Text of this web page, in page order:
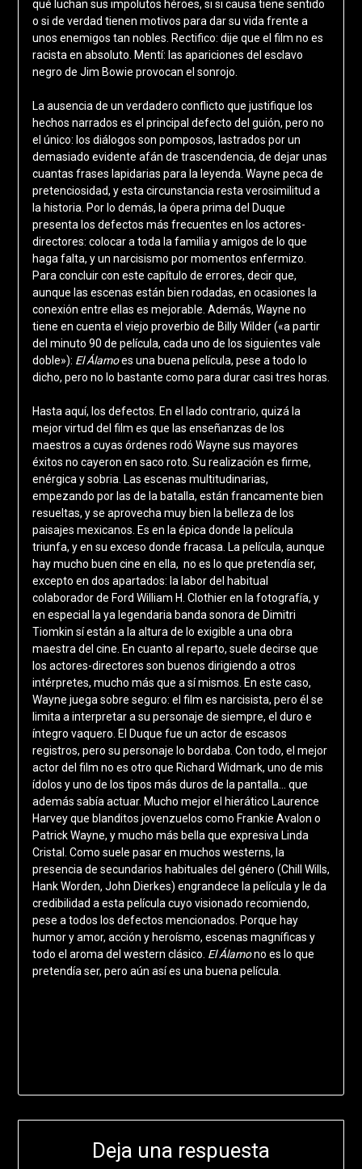
qué luchan sus impolutos héroes, si si causa tiene sentido
o si de verdad tienen motivos para dar su vida frente a
unos enemigos tan nobles. Rectifico: dije que el film no es
racista en absoluto. Mentí: las apariciones del esclavo
negro de Jim Bowie provocan el sonrojo.
La ausencia de un verdadero conflicto que justifique los
hechos narrados es el principal defecto del guión, pero no
el único: los diálogos son pomposos, lastrados por un
demasiado evidente afán de trascendencia, de dejar unas
cuantas frases lapidarias para la leyenda. Wayne peca de
pretenciosidad, y esta circunstancia resta verosimilitud a
la historia. Por lo demás, la ópera prima del Duque
presenta los defectos más frecuentes en los actores-
directores: colocar a toda la familia y amigos de lo que
haga falta, y un narcisismo por momentos enfermizo.
Para concluir con este capítulo de errores, decir que,
aunque las escenas están bien rodadas, en ocasiones la
conexión entre ellas es mejorable. Además, Wayne no
tiene en cuenta el viejo proverbio de Billy Wilder («a partir
del minuto 90 de película, cada uno de los siguientes vale
doble»): El Álamoes una buena película, pese a todo lo
dicho, pero no lo bastante como para durar casi tres horas.
Hasta aquí, los defectos. En el lado contrario, quizá la
mejor virtud del film es que las enseñanzas de los
maestros a cuyas órdenes rodó Wayne sus mayores
éxitos no cayeron en saco roto. Su realización es firme,
enérgica y sobria. Las escenas multitudinarias,
empezando por las de la batalla, están francamente bien
resueltas, y se aprovecha muy bien la belleza de los
paisajes mexicanos. Es en la épica donde la película
triunfa, y en su exceso donde fracasa. La película, aunque
hay mucho buen cine en ella, no es lo que pretendía ser,
excepto en dos apartados: la labor del habitual
colaborador de Ford William H. Clothier en la fotografía, y
en especial la ya legendaria banda sonora de Dimitri
Tiomkin sí están a la altura de lo exigible a una obra
maestra del cine. En cuanto al reparto, suele decirse que
los actores-directores son buenos dirigiendo a otros
intérpretes, mucho más que a sí mismos. En este caso,
Wayne juega sobre seguro: el film es narcisista, pero él se
limita a interpretar a su personaje de siempre, el duro e
íntegro vaquero. El Duque fue un actor de escasos
registros, pero su personaje lo bordaba. Con todo, el mejor
actor del film no es otro que Richard Widmark, uno de mis
ídolos y uno de los tipos más duros de la pantalla… que
además sabía actuar. Mucho mejor el hierático Laurence
Harvey que blanditos jovenzuelos como Frankie Avalon o
Patrick Wayne, y mucho más bella que expresiva Linda
Cristal. Como suele pasar en muchos westerns, la
presencia de secundarios habituales del género (Chill Wills,
Hank Worden, John Dierkes) engrandece la película y le da
credibilidad a esta película cuyo visionado recomiendo,
pese a todos los defectos mencionados. Porque hay
humor y amor, acción y heroísmo, escenas magníficas y
todo el aroma del western clásico. El Álamono es lo que
pretendía ser, pero aún así es una buena película.
Deja una respuesta